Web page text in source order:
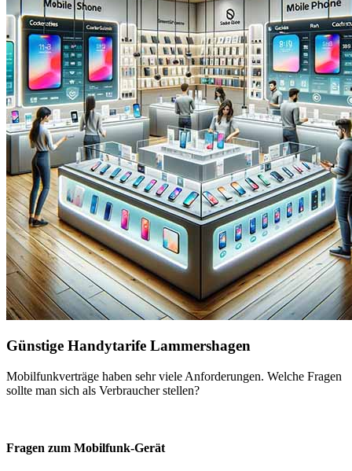
Günstige Handytarife Lammershagen
Mobilfunkverträge haben sehr viele Anforderungen. Welche Fragen
sollte man sich als Verbraucher stellen?
Fragen zum Mobilfunk-Gerät